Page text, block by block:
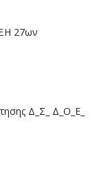
27ων
Δ_Σ_ Δ_Ο_Ε_